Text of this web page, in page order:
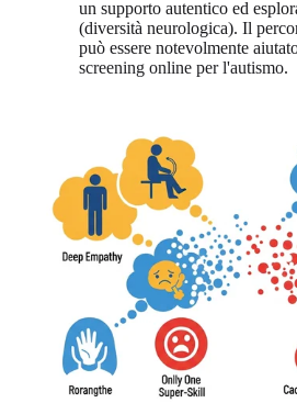
un supporto autentico ed
(diversità neurologica). Il
può essere notevolmente
screening online per l'autismo.